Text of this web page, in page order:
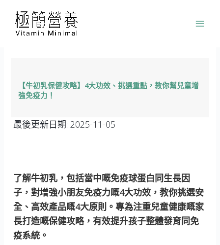
【牛初乳保健攻略】4大功效、挑選重點，教你幫兒童增
強免疫力！
最後更新日期: 2025-11-05
了解牛初乳，包括當中嘅免疫球蛋白同生長因
子，對增強小朋友免疫力嘅4大功效，教你挑選安
全、高效產品嘅4大原則。專為注重兒童健康嘅家
長打造嘅保健攻略，有效提升孩子整體發育同免
疫系統。